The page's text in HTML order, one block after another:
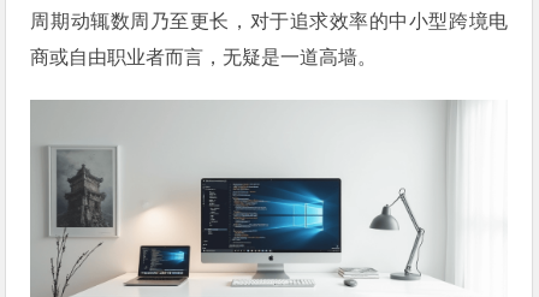
周期动辄数周乃至更长，对于追求效率的中小型跨境电
商或自由职业者而言，无疑是一道高墙。